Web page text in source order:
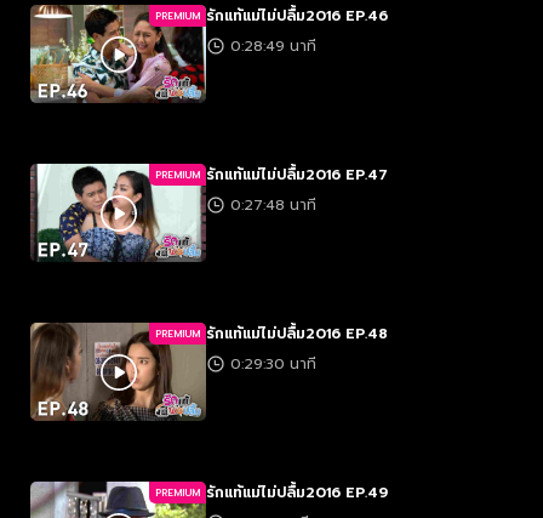
PREMIUM รักแท้แม่ไม่ปลื้ม2016 EP.46
0:28:49 นาที
PREMIUM รักแท้แม่ไม่ปลื้ม2016 EP.47
0:27:48 นาที
PREMIUM รักแท้แม่ไม่ปลื้ม2016 EP.48
0:29:30 นาที
PREMIUM รักแท้แม่ไม่ปลื้ม2016 EP.49